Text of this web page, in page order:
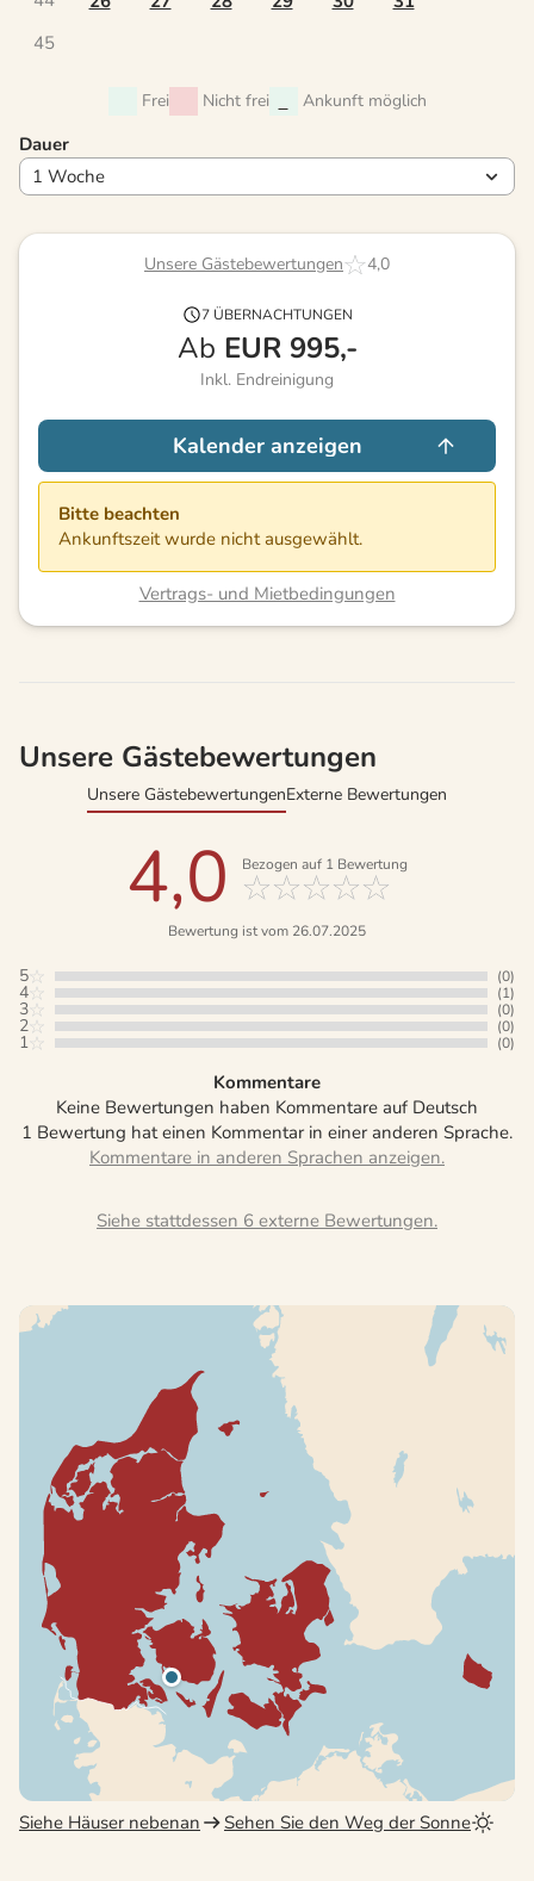
45
Frei Nicht frei Ankunft möglich
Dauer
Unsere Gästebewertungen 4,0
7 ÜBERNACHTUNGEN
Ab EUR 995,-
Inkl. Endreinigung
Kalender anzeigen
Bitte beachten
Ankunftszeit wurde nicht ausgewählt.
Vertrags- und Mietbedingungen
Unsere Gästebewertungen
Unsere GästebewertungenExterne Bewertungen
4,0 Bezogen auf 1 Bewertung
Bewertung ist vom 26.07.2025
5 (0)
4 (1)
3 (0)
2 (0)
1 (0)
Kommentare
Keine Bewertungen haben Kommentare auf Deutsch
1 Bewertung hat einen Kommentar in einer anderen Sprache.
Siehe stattdessen 6 externe Bewertungen.
Siehe Häuser nebenan Sehen Sie den Weg der Sonne